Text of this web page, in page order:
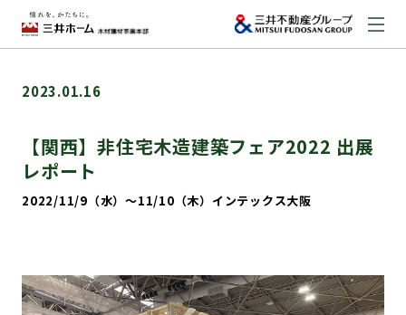
建築実例
2023.01.16
【関西】非住宅木造建築フェア2022 出展
レポート
2022/11/9（水）〜11/10（木）インテックス大阪